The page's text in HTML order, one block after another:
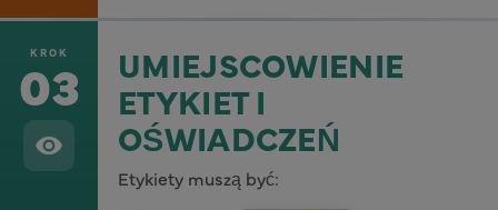
KROK
03
UMIEJSCOWIENIE
ETYKIET I
OŚWIADCZEŃ
Etykiety muszą być: